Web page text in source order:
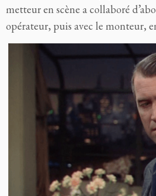
metteur en scène a collaboré
opérateur, puis avec le monteur,